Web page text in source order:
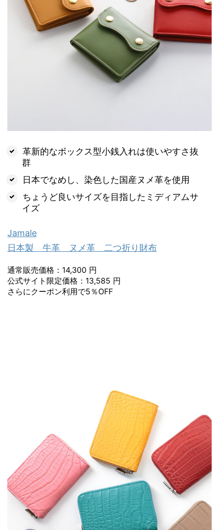
革新的なボックス型小銭入れは使いやすさ抜
群
日本でなめし、染色した国産ヌメ革を使用
ちょうど良いサイズを目指したミディアムサ
イズ
Jamale
日本製 牛革 ヌメ革 二つ折り財布
通常販売価格：14,300 円
公式サイト限定価格：13,585 円
さらにクーポン利用で5％OFF